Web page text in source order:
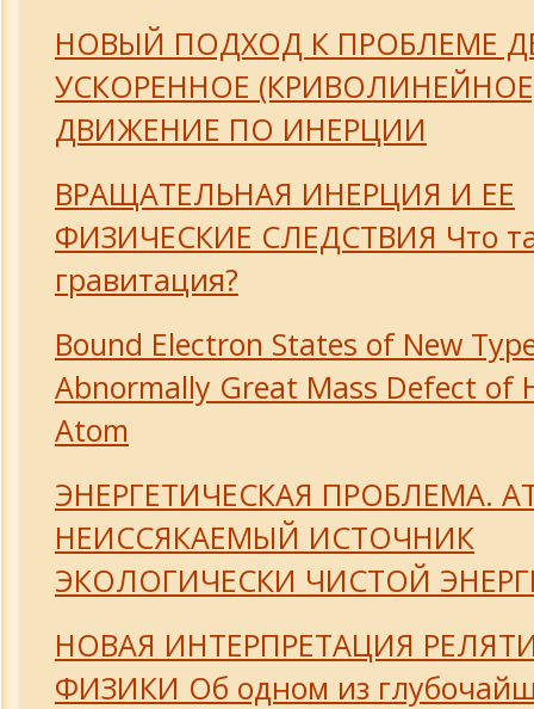
НОВЫЙ ПОДХОД К ПРОБЛЕМЕ
УСКОРЕННОЕ
ДВИЖЕНИЕ ПО ИНЕРЦИИ
ВРАЩАТЕЛЬНАЯ ИНЕРЦИЯ И ЕЕ
ФИЗИЧЕСКИЕ СЛЕДСТВИЯ Что
гравитация?
Bound Electron States of New
Abnormally Great Mass Defect of
Atom
ЭНЕРГЕТИЧЕСКАЯ ПРОБЛЕМА.
НЕИССЯКАЕМЫЙ ИСТОЧНИК
ЭКОЛОГИЧЕСКИ ЧИСТОЙ
НОВАЯ ИНТЕРПРЕТАЦИЯ
ФИЗИКИ Об одном из